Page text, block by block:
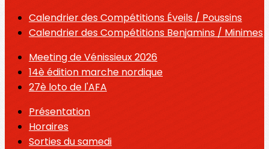
Calendrier des Compétitions Éveils / Poussins
Calendrier des Compétitions Benjamins / Minimes
Meeting de Vénissieux 2026
14è édition marche nordique
27è loto de l'AFA
Présentation
Horaires
Sorties du samedi